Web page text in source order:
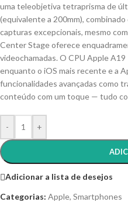
uma teleobjetiva tetraprisma de
(equivalente a 200mm),
capturas excepcionais, mesmo
Center Stage oferece
videochamadas. O CPU Apple
enquanto o iOS mais recente e a
funcionalidades avançadas como
conteúdo com um toque — tudo
- +
Adicionar a lista de desejos
Categorias: Apple, Smartphones